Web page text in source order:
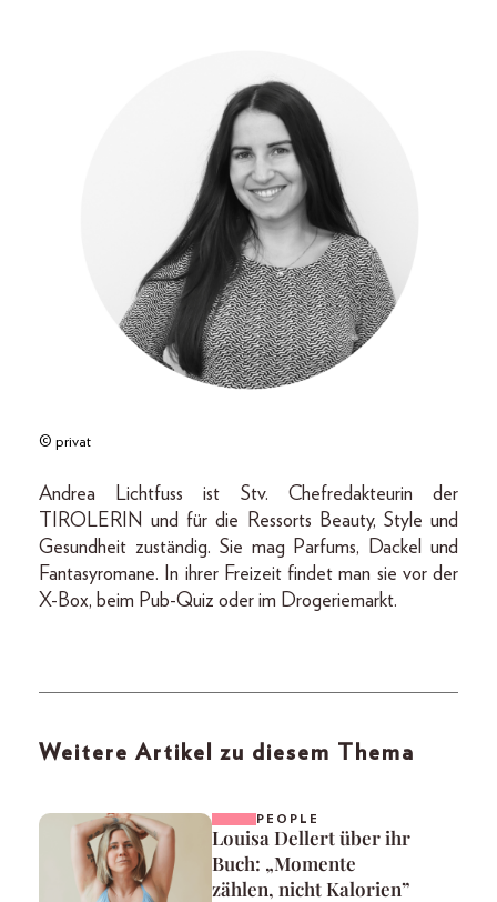
© privat
Andrea Lichtfuss ist Stv. Chefredakteurin der
TIROLERIN und für die Ressorts Beauty, Style und
Gesundheit zuständig. Sie mag Parfums, Dackel und
Fantasyromane. In ihrer Freizeit findet man sie vor der
X-Box, beim Pub-Quiz oder im Drogeriemarkt.
Weitere Artikel zu diesem Thema
PEOPLE
Louisa Dellert über ihr
Buch: „Momente
zählen, nicht Kalorien”